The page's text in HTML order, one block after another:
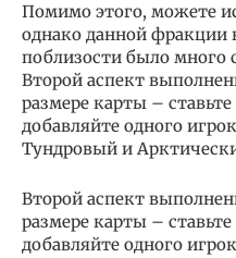
Помимо этого, можете
однако данной
поблизости было много
Второй аспект
размере карты –
добавляйте одного
Тундровый и
Второй аспект
размере карты –
добавляйте одного